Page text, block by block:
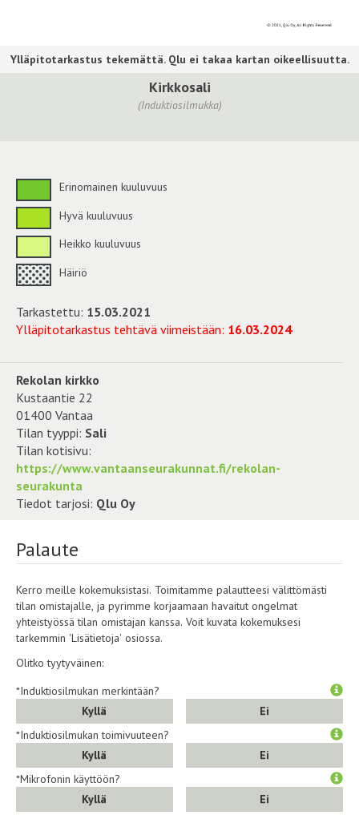
Kirkkosali
(Induktiosilmukka)
Erinomainen kuuluvuus
Hyvä kuuluvuus
Heikko kuuluvuus
Häiriö
Tarkastettu: 15.03.2021
Ylläpitotarkastus tehtävä viimeistään: 16.03.2024
Rekolan kirkko
Kustaantie 22
01400 Vantaa
Tilan tyyppi: Sali
Tilan kotisivu:
https://www.vantaanseurakunnat.fi/rekolan-
seurakunta
Tiedot tarjosi: Qlu Oy
Palaute
Kerro meille kokemuksistasi. Toimitamme palautteesi välittömästi
tilan omistajalle, ja pyrimme korjaamaan havaitut ongelmat
yhteistyössä tilan omistajan kanssa. Voit kuvata kokemuksesi
tarkemmin 'Lisätietoja' osiossa.
Olitko tyytyväinen:
*Induktiosilmukan merkintään?
Kyllä
Ei
*Induktiosilmukan toimivuuteen?
Kyllä
Ei
*Mikrofonin käyttöön?
Kyllä
Ei